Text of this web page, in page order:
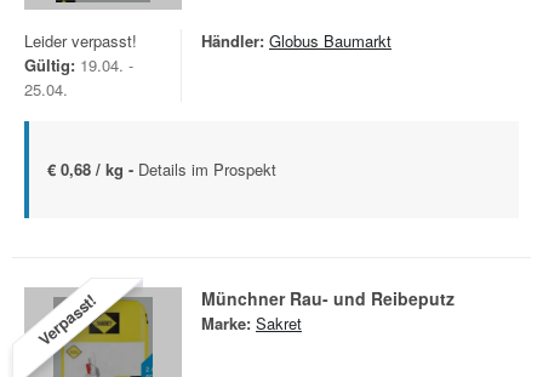
Leider verpasst!
Gültig: 19.04. -
25.04.
Händler: Globus Baumarkt
€ 0,68 / kg - Details im Prospekt
Verpasst! Münchner Rau- und Reibeputz
Marke: Sakret